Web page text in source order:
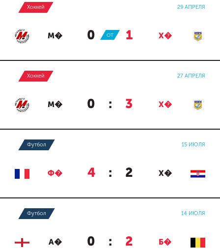
Хоккей 29 АПРЕЛЯ
М� 0 : 1 Х�
ОТ
Хоккей 27 АПРЕЛЯ
М� 0 : 3 Х�
Футбол 15 ИЮЛЯ
Ф� 4 : 2 Х�
Футбол 14 ИЮЛЯ
А� 0 : 2 Б�